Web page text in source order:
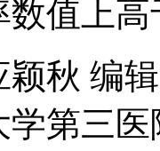
数值上
颖秋 编
学第三